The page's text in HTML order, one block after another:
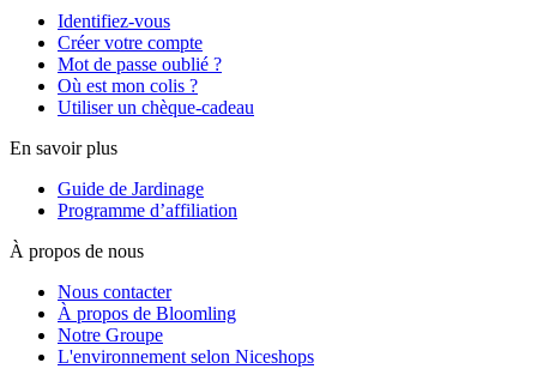
Identifiez-vous
Créer votre compte
Mot de passe oublié ?
Où est mon colis ?
Utiliser un chèque-cadeau
En savoir plus
Guide de Jardinage
Programme d’affiliation
À propos de nous
Nous contacter
À propos de Bloomling
Notre Groupe
L'environnement selon Niceshops